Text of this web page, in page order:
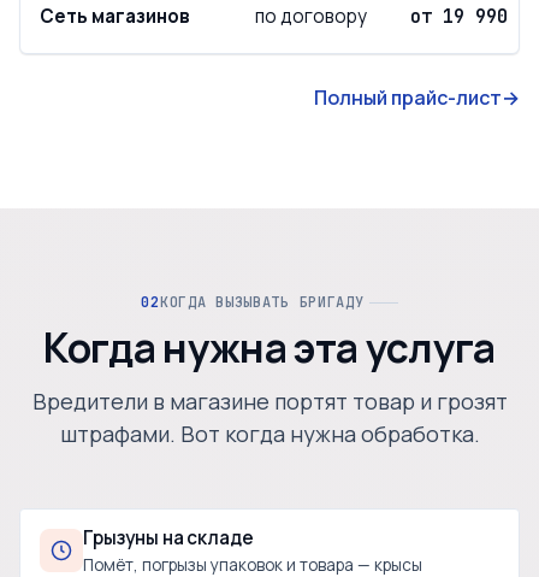
Сеть магазинов по договору от 19 990 ₽
Полный прайс-лист→
КОГДА ВЫЗЫВАТЬ БРИГАДУ
Когда нужна эта услуга
Вредители в магазине портят товар и грозят
штрафами. Вот когда нужна обработка.
Грызуны на складе
Помёт, погрызы упаковок и товара — крысы